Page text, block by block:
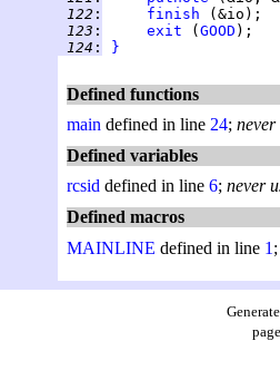
122 : finish
123 : exit ( GOOD
124 : }
Defined functions
main defined in line 24; never
Defined variables
rcsid defined in line 6; never
Defined macros
MAINLINE defined in line 1